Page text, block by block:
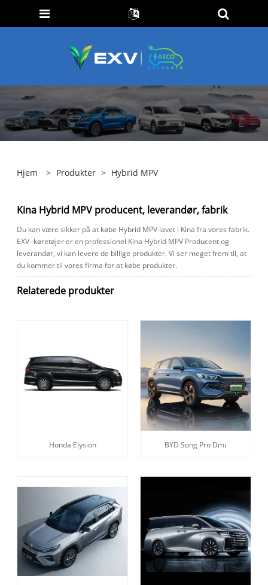
Hjem > Produkter > Hybrid MPV
Kina Hybrid MPV producent, leverandør, fabrik
Du kan være sikker på at købe Hybrid MPV lavet i Kina fra vores fabrik.
EXV -køretøjer er en professionel Kina Hybrid MPV Producent og
leverandør, vi kan levere de billige produkter. Vi ser meget frem til, at
du kommer til vores firma for at købe produkter.
Relaterede produkter
Honda Elysion BYD Song Pro Dmi